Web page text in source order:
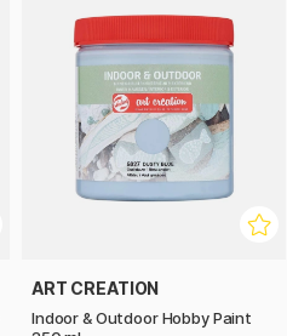
ART CREATION
Indoor & Outdoor Hobby Paint